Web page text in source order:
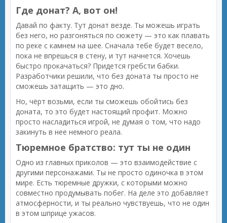
Где донат? А, вот он!
Давай по факту. Тут донат везде. Ты можешь играть
без него, но разгоняться по сюжету — это как плавать
по реке с камнем на шее. Сначала тебе будет весело,
пока не впрешься в стену, и тут начнется. Хочешь
быстро прокачаться? Придется гребсти бабки.
Разработчики решили, что без доната ты просто не
сможешь затащить — это дно.
Но, чёрт возьми, если ты сможешь обойтись без
доната, то это будет настоящий профит. Можно
просто насладиться игрой, не думая о том, что надо
закинуть в нее немного реала.
Тюремное братство: тут ты не один
Одно из главных приколов — это взаимодействие с
другими персонажами. Ты не просто одиночка в этом
мире. Есть тюремные дружки, с которыми можно
совместно продумывать побег. На деле это добавляет
атмосферности, и ты реально чувствуешь, что не один
в этом шприце ужасов.